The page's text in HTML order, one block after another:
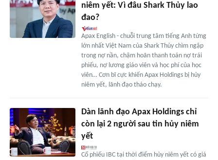
niêm yết: Vì đâu Shark Thủy lao
đao?
Apax English - chuỗi trung tâm tiếng Anh từng
lớn nhất Việt Nam của Shark Thủy chìm ngập
trong nợ nần, chậm hoãn thanh toán nợ trái
phiếu, nợ lương giáo viên và học phí của học
viên… Cơn bĩ cực khiến Apax Holdings bị hủy
niêm yết, lãnh đạo tháo chạy.
Dàn lãnh đạo Apax Holdings chỉ
còn lại 2 người sau tin hủy niêm
yết
Cổ phiếu IBC tại thời điểm hủy niêm yết có giá